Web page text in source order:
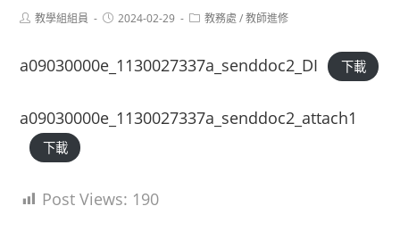
Post教學組組員
Post2024-02-29
Post教務處 / 教師進修
a09030000e_1130027337a_senddoc2_DI 下載
a09030000e_1130027337a_senddoc2_attach1
下載
Post Views: 190